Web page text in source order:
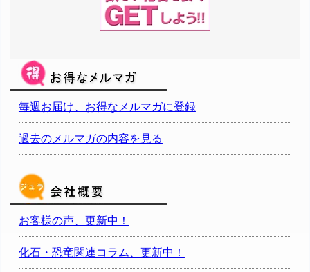
毎週お届け、お得なメルマガに登録
過去のメルマガの内容を見る
お客様の声、更新中！
化石・恐竜関連コラム、更新中！